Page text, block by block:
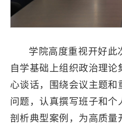
学院高度重视开好此
自学基础上组织政治理
心谈话，围绕会议主题和
问题，认真撰写班子和个
剖析典型案例，为高质量